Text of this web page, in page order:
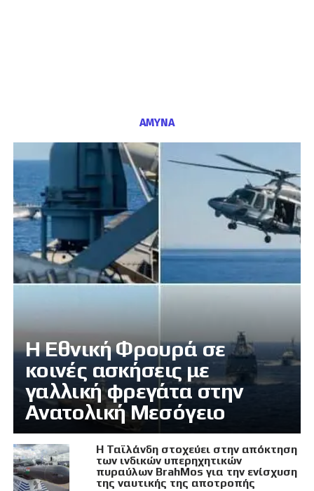
ΑΜΥΝΑ
Η Εθνική Φρουρά σε
κοινές ασκήσεις με
γαλλική φρεγάτα στην
Ανατολική Μεσόγειο
Η Ταϊλάνδη στοχεύει στην απόκτηση
των ινδικών υπερηχητικών
πυραύλων BrahMos για την ενίσχυση
της ναυτικής της αποτροπής